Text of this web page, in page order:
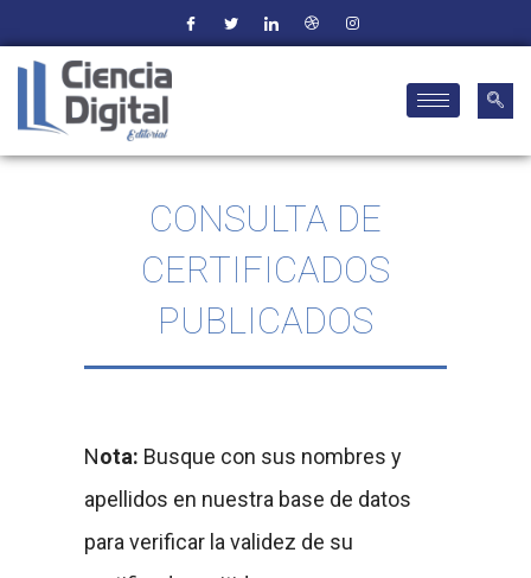
CONSULTA DE
CERTIFICADOS
PUBLICADOS
Nota: Busque con sus nombres y
apellidos en nuestra base de datos
para verificar la validez de su